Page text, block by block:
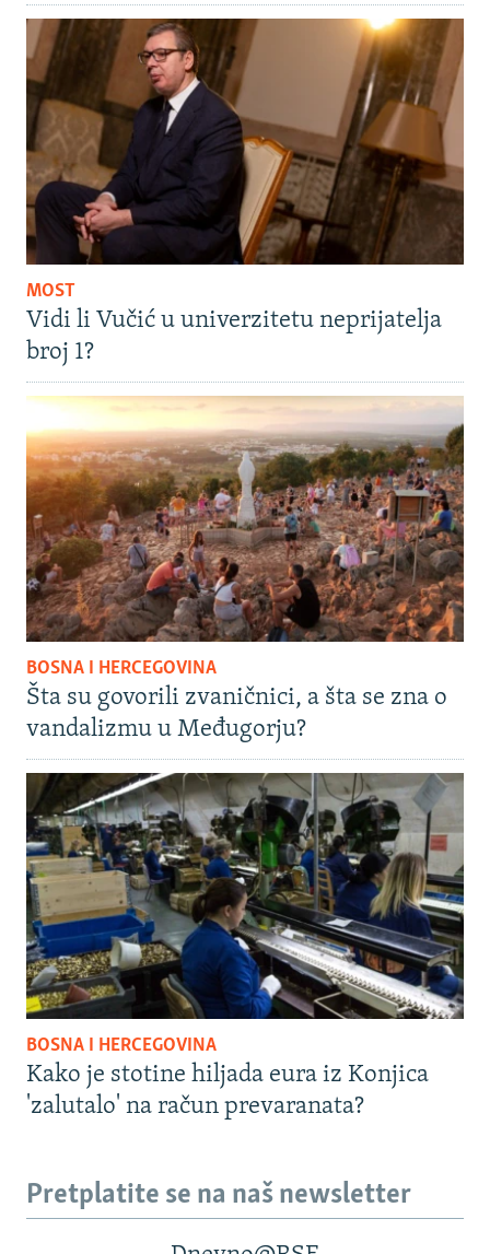
MOST
Vidi li Vučić u univerzitetu neprijatelja
broj 1?
BOSNA I HERCEGOVINA
Šta su govorili zvaničnici, a šta se zna o
vandalizmu u Međugorju?
BOSNA I HERCEGOVINA
Kako je stotine hiljada eura iz Konjica
'zalutalo' na račun prevaranata?
Pretplatite se na naš newsletter